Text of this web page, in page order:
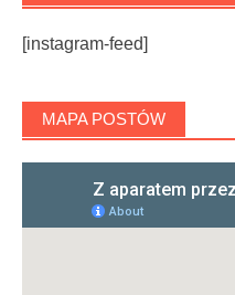
[instagram-feed]
MAPA POSTÓW